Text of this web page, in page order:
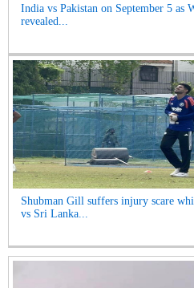
India vs Pakistan on September 5 as
revealed...
Shubman Gill suffers injury scare
vs Sri Lanka...